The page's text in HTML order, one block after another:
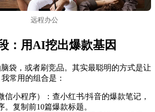
远程办公
：用AI挖出爆款基因
袋，或者刷竞品。其实最聪明的方式是让
常用的组合是：
信小程序）：查小红书/抖音的爆款笔记，
。复制前10篇爆款标题。